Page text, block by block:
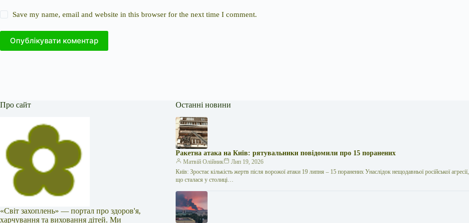
Save my name, email and website in this browser for the next time I comment.
Опублікувати коментар
Про сайт
«Світ захоплень» — портал про здоров'я,
харчування та виховання дітей. Ми
Останні новини
Ракетна атака на Київ: рятувальники повідомили про 15 поранених
Матвій Олійник
Лип 19, 2026
Київ: Зростає кількість жертв після ворожої атаки 19 липня – 15 поранених Унаслідок нещодавньої російської агресії,
що сталася у столиці…